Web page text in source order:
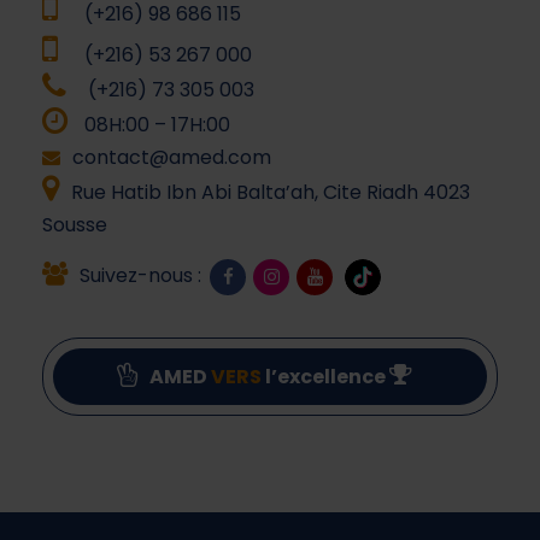
(+216) 98 686 115
(+216) 53 267 000
(+216) 73 305 003
08H:00 – 17H:00
contact@amed.com
Rue Hatib Ibn Abi Balta’ah, Cite Riadh 4023
Sousse
Suivez-nous :
AMEDVERS l’excellence